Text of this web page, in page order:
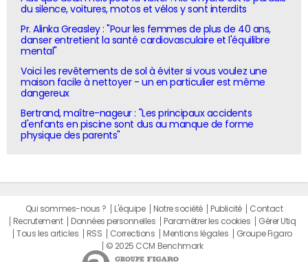
du silence, voitures, motos et vélos y sont interdits
Pr. Alinka Greasley : "Pour les femmes de plus de 40 ans,
danser entretient la santé cardiovasculaire et l'équilibre
mental"
Voici les revêtements de sol à éviter si vous voulez une
maison facile à nettoyer - un en particulier est même
dangereux
Bertrand, maître-nageur : "Les principaux accidents
d'enfants en piscine sont dus au manque de forme
physique des parents"
Qui sommes-nous ? L'équipe Notre société Publicité
Contact
Recrutement
Données personnelles Paramétrer les cookies
Gérer Utiq
Tous les articles
RSS Corrections Mentions légales
Groupe Figaro
© 2025 CCM Benchmark